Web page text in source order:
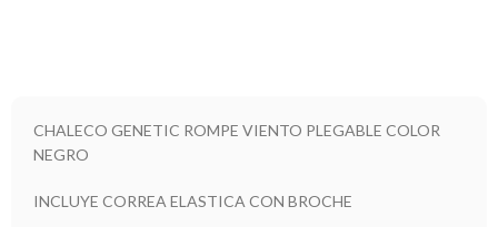
CHALECO GENETIC ROMPE VIENTO PLEGABLE COLOR
NEGRO
INCLUYE CORREA ELASTICA CON BROCHE